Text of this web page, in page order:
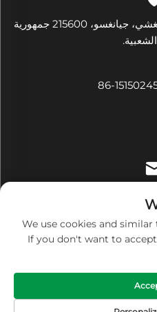
7 شارع تشينغزا الأوسط، بلدة يانغشي، جيانغسو، 215600 جمهورية
حقوق النشر © شركة Zhangjiagang Xiehe للتجهيزات والأدوات
محفوظة -
We use cookies and
If you don't want to